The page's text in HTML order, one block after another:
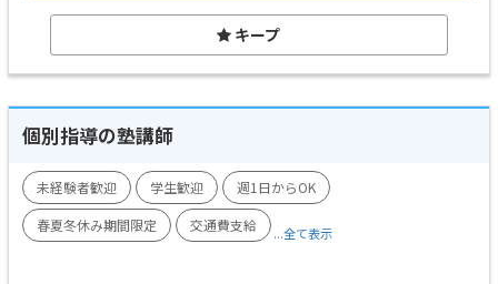
キープ
個別指導の塾講師
未経験者歓迎 学生歓迎
週1日からOK
春夏冬休み期間限定
交通費支給 ...全て表示